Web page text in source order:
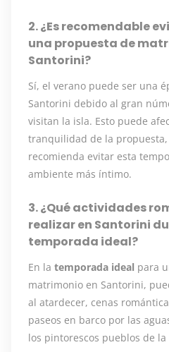
2. ¿Es recomendable
una propuesta de
Santorini?
Sí, el verano puede ser una
Santorini debido al gran
visitan la isla. Esto puede
tranquilidad de la
recomienda evitar esta
ambiente más íntimo.
3. ¿Qué actividades
realizar en Santorini
temporada ideal?
En la temporada ideal para
matrimonio en Santorini,
al atardecer, cenas
paseos en barco por las
los pintorescos pueblos de la